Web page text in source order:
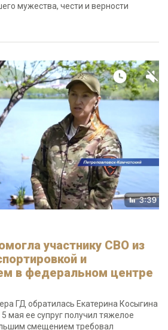
мужества, чести и верности
участнику СВО из
и
в федеральном центре
ГД обратилась Екатерина Косыгина
мая ее супруг получил тяжелое
смещением требовал